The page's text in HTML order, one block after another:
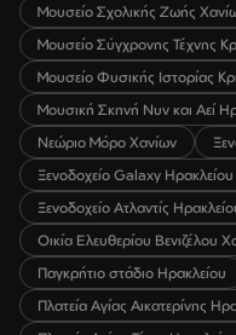
Μουσείο Σχολικής Ζωής
Μουσείο Σύγχρονης Τέχνης
Μουσείο Φυσικής Ιστορίας
Μουσική Σκηνή Νυν και Αεί
Νεώριο Μόρο Χανίων
Ξενοδοχείο Galaxy Ηρακλείου
Ξενοδοχείο Ατλαντίς
Οικία Ελευθερίου Βενιζέλου
Παγκρήτιο στάδιο Ηρακλείου
Πλατεία Αγίας Αικατερίνης